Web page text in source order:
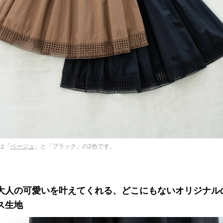
「ベージュ 」と「ブラック」の2色です。
人の可愛いを叶えてくれる、どこにもないオリジナル
生地